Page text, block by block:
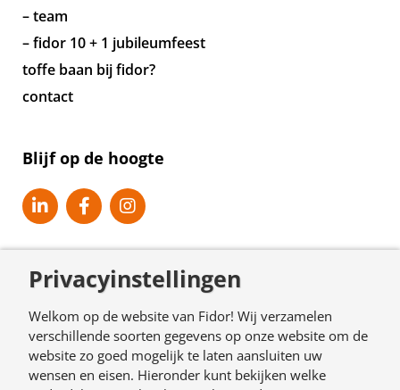
– team
– fidor 10 + 1 jubileumfeest
toffe baan bij fidor?
contact
Blijf op de hoogte
© Copyright 2026. Fidor.nl
Privacyinstellingen
Welkom op de website van Fidor! Wij verzamelen
verschillende soorten gegevens op onze website om de
website zo goed mogelijk te laten aansluiten uw
wensen en eisen. Hieronder kunt bekijken welke